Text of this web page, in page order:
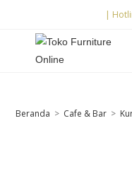
|
Beranda > Cafe & Bar >